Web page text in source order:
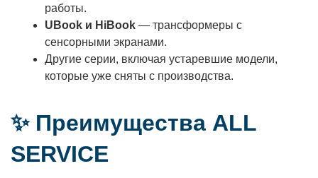
работы.
UBook и HiBook — трансформеры с
сенсорными экранами.
Другие серии, включая устаревшие модели,
которые уже сняты с производства.
✨ Преимущества ALL
SERVICE